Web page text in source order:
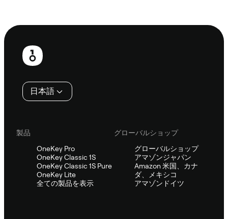
フ
日本語
製品
OneKey Pro
OneKey Classic 1S
OneKey Classic 1S Pure
OneKey Lite
全ての製品を表示
グローバルショップ
グローバルショップ
アマゾンジャパン
Amazon 米国、カナ
ダ、メキシコ
アマゾンドイツ